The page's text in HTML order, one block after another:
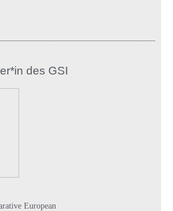
des GSI
European